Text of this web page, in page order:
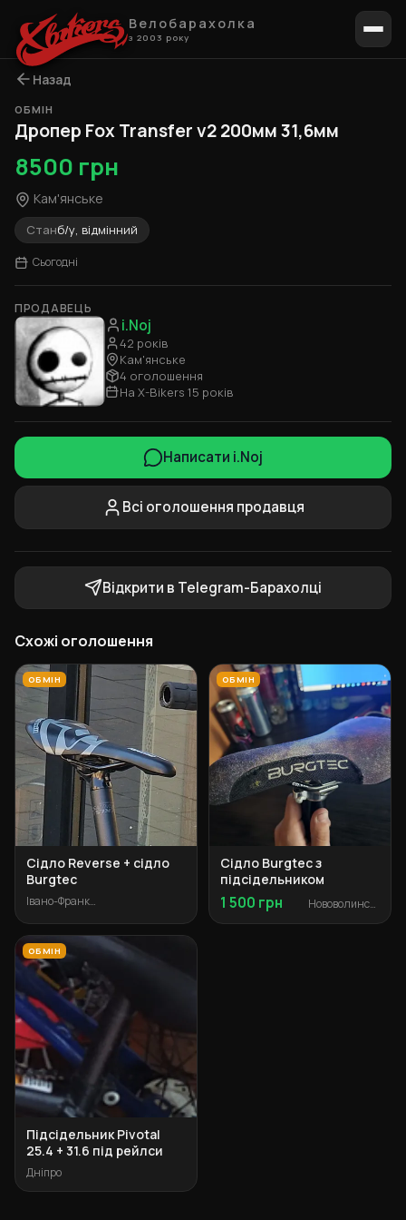
Велобарахолка
з 2003 року
Назад
ОБМІН
Дропер Fox Transfer v2 200мм 31,6мм
8500 грн
Кам'янське
Станб/у, відмінний
Сьогодні
ПРОДАВЕЦЬ
i.Noj
42 років
Кам'янське
4 оголошення
На X-Bikers 15 років
Написати i.Noj
Всі оголошення продавця
Відкрити в Telegram-Барахолці
Схожі оголошення
ОБМІН
Сідло Reverse + сідло
Burgtec
Івано-Франківськ
ОБМІН
Сідло Burgtec з
підсідельником
1 500 грн Нововолинськ
ОБМІН
Підсідельник Pivotal
25.4 + 31.6 під рейлси
Дніпро